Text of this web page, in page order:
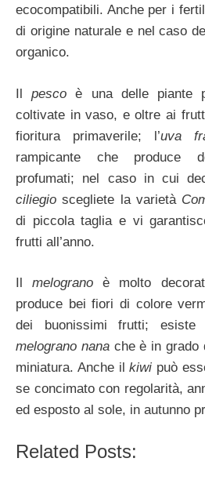
ecocompatibili. Anche per i
di origine naturale e nel caso
organico.
Ilpesco è una delle piante
coltivate in vaso, e oltre ai
fioritura primaverile; l’uva
rampicante che produce
profumati; nel caso in cui
ciliegio scegliete la varietà
di piccola taglia e vi
frutti all’anno.
Ilmelograno è molto
produce bei fiori di colore
dei buonissimi frutti;
melograno nanache è in grado
miniatura. Anche ilkiwi può
se concimato con regolarità,
ed esposto al sole, in autunno
Related Posts: